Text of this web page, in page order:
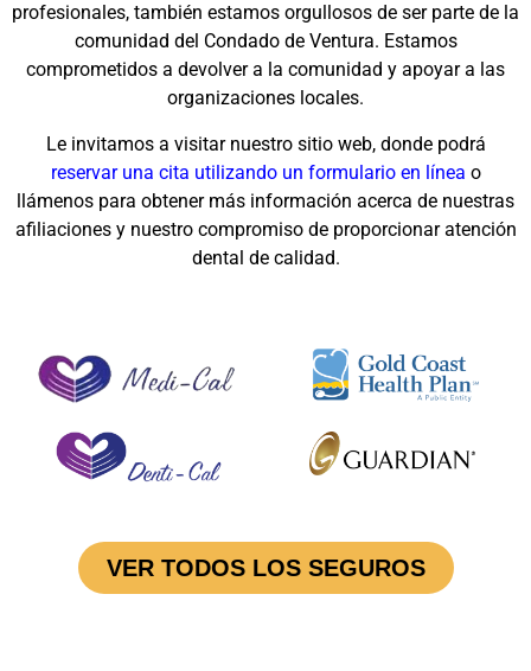
profesionales, también estamos orgullosos de ser parte de la
comunidad del Condado de Ventura. Estamos
comprometidos a devolver a la comunidad y apoyar a las
organizaciones locales.
Le invitamos a visitar nuestro sitio web, donde podrá
reservar una cita utilizando un formulario en línea o
llámenos para obtener más información acerca de nuestras
afiliaciones y nuestro compromiso de proporcionar atención
dental de calidad.
VER TODOS LOS SEGUROS